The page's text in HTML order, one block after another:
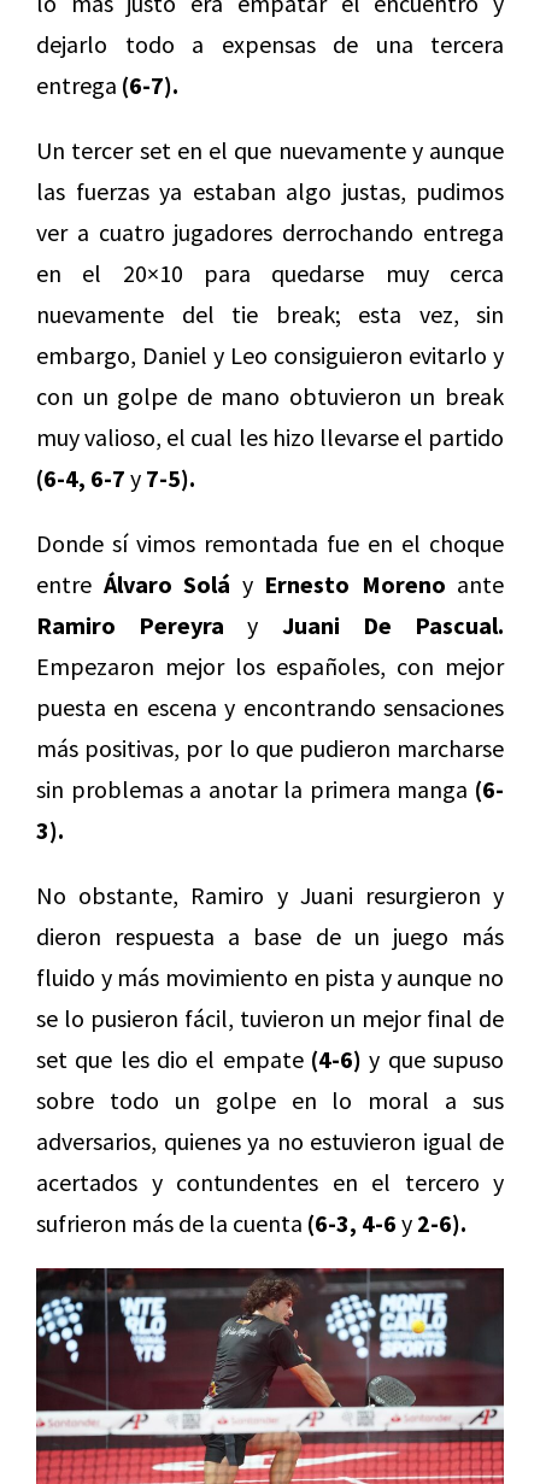
dejarlo todo a expensas de una tercera
entrega (6-7).
Un tercer set en el que nuevamente y aunque
las fuerzas ya estaban algo justas, pudimos
ver a cuatro jugadores derrochando entrega
en el 20×10 para quedarse muy cerca
nuevamente del tie break; esta vez, sin
embargo, Daniel y Leo consiguieron evitarlo y
con un golpe de mano obtuvieron un break
muy valioso, el cual les hizo llevarse el partido
(6-4, 6-7 y 7-5).
Donde sí vimos remontada fue en el choque
entre Álvaro Solá y Ernesto Moreno ante
Ramiro Pereyra y Juani De Pascual.
Empezaron mejor los españoles, con mejor
puesta en escena y encontrando sensaciones
más positivas, por lo que pudieron marcharse
sin problemas a anotar la primera manga (6-
3).
No obstante, Ramiro y Juani resurgieron y
dieron respuesta a base de un juego más
fluido y más movimiento en pista y aunque no
se lo pusieron fácil, tuvieron un mejor final de
set que les dio el empate (4-6) y que supuso
sobre todo un golpe en lo moral a sus
adversarios, quienes ya no estuvieron igual de
acertados y contundentes en el tercero y
sufrieron más de la cuenta (6-3, 4-6 y 2-6).